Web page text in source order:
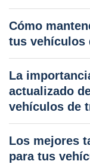
Cómo
tus vehículos
La
actualizado
vehículos de
Los mejores
para tus